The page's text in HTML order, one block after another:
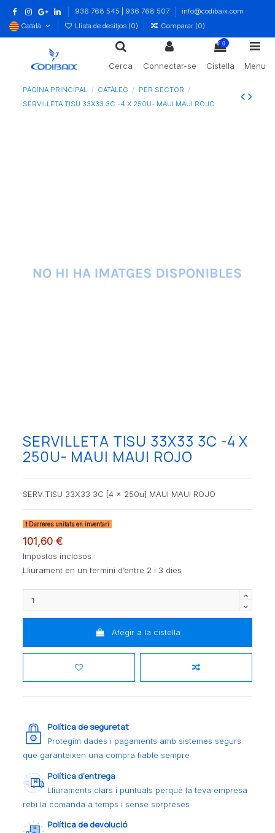
936 768 545 | 936 768 507
info@codibaix.com
Català
Llista de desitjos (0) Comparar (0)
Cerca Connectar-se
0
Cistella Menu
PÀGINA PRINCIPAL CATÀLEG
PER SECTOR
SERVILLETA TISU 33X33 3C -4 X 250U- MAUI MAUI ROJO
SERVILLETA TISU 33X33 3C -4 X
250U- MAUI MAUI ROJO
SERV.TISU 33X33 3C [4 x 250u] MAUI MAUI ROJO
Darreres unitats en inventari
101,60 €
Impostos inclosos
Lliurament en un termini d’entre 2 i 3 dies
Afegir a la cistella
Política de seguretat
Protegim dades i pagaments amb sistemes segurs
que garanteixen una compra fiable sempre
Política d’entrega
Lliuraments clars i puntuals perquè la teva empresa
rebi la comanda a temps i sense sorpreses
Política de devolució